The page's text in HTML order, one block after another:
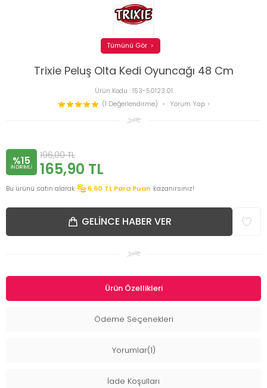
Trixie Peluş Olta Kedi Oyuncağı 48 Cm
Ürün Kodu :153-50123.01
(1 Değerlendirme)
Yorum Yap
Tümünü Gör
%15
INDIRIMLI
196,00TL
165,90 TL
Bu ürünü satın alarak 6.60 TL Para Puan kazanırsınız!
GELINCE HABER VER
Ürün Özellikleri
Ödeme Seçenekleri
Yorumlar(1)
İade Koşulları